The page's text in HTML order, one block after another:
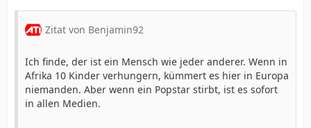
Zitat von Benjamin92
Ich finde, der ist ein Mensch wie jeder anderer. Wenn in
Afrika 10 Kinder verhungern, kümmert es hier in Europa
niemanden. Aber wenn ein Popstar stirbt, ist es sofort
in allen Medien.